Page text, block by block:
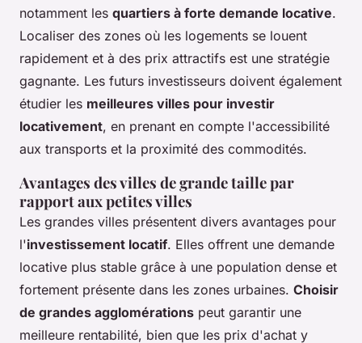
notamment les quartiers à forte demande locative.
Localiser des zones où les logements se louent
rapidement et à des prix attractifs est une stratégie
gagnante. Les futurs investisseurs doivent également
étudier les meilleures villes pour investir
locativement, en prenant en compte l'accessibilité
aux transports et la proximité des commodités.
Avantages des villes de grande taille par
rapport aux petites villes
Les grandes villes présentent divers avantages pour
l'investissement locatif. Elles offrent une demande
locative plus stable grâce à une population dense et
fortement présente dans les zones urbaines. Choisir
de grandes agglomérations peut garantir une
meilleure rentabilité, bien que les prix d'achat y